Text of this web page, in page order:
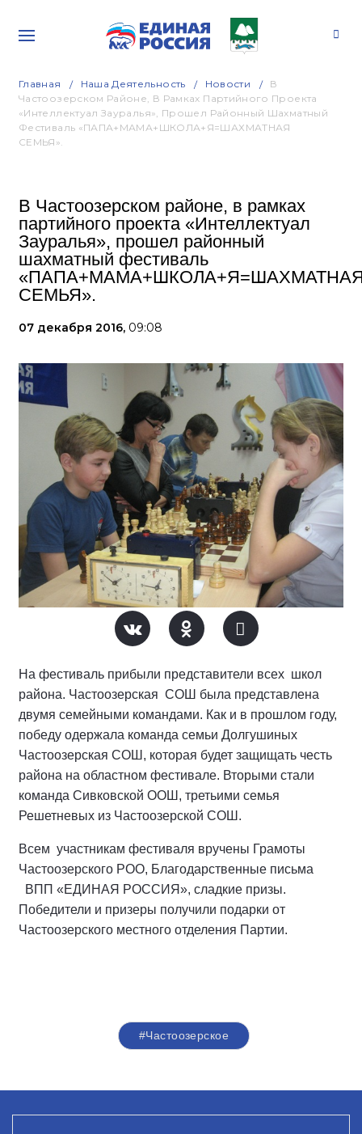
Главная Наша Деятельность Новости
В
Частоозерском Районе, В Рамках Партийного Проекта
«Интеллектуал Зауралья», Прошел Районный Шахматный
Фестиваль «ПАПА+МАМА+ШКОЛА+Я=ШАХМАТНАЯ
СЕМЬЯ».
В Частоозерском районе, в рамках
партийного проекта «Интеллектуал
Зауралья», прошел районный
шахматный фестиваль
СЕМЬЯ».
07 декабря 2016, 09:08
На фестиваль прибыли представители всех школ
района. Частоозерская СОШ была представлена
двумя семейными командами. Как и в прошлом году,
победу одержала команда семьи Долгушиных
Частоозерская СОШ, которая будет защищать честь
района на областном фестивале. Вторыми стали
команда Сивковской ООШ, третьими семья
Решетневых из Частоозерской СОШ.
Всем участникам фестиваля вручены Грамоты
Частоозерского РОО, Благодарственные письма
ВПП «ЕДИНАЯ РОССИЯ», сладкие призы.
Победители и призеры получили подарки от
Частоозерского местного отделения Партии.
#Частоозерское